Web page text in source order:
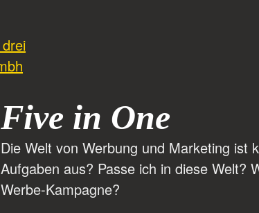
Five in One
Die Welt von Werbung und Marketing
Aufgaben aus? Passe ich in diese Welt?
Werbe-Kampagne?